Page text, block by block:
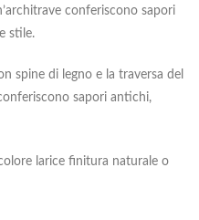
conferiscono sapori
stile.
spine di legno e la traversa del
sapori antichi,
larice finitura naturale o